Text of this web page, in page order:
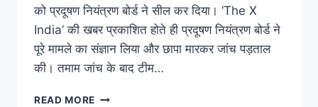
को प्रदूषण नियंत्रण बोर्ड ने सील कर दिया। ‘The X
India’ की खबर प्रकाशित होते ही प्रदूषण नियंत्रण बोर्ड ने
पूरे मामले का संज्ञान लिया और छापा मारकर जांच पड़ताल
की। तमाम जांच के बाद टीम…
READ MORE